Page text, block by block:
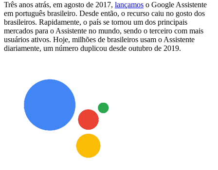
Três anos atrás, em agosto de 2017, lançamos o Google Assistente
em português brasileiro. Desde então, o recurso caiu no gosto dos
brasileiros. Rapidamente, o país se tornou um dos principais
mercados para o Assistente no mundo, sendo o terceiro com mais
usuários ativos. Hoje, milhões de brasileiros usam o Assistente
diariamente, um número duplicou desde outubro de 2019.